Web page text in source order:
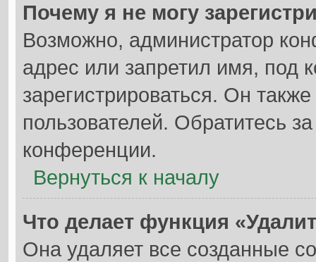
Почему я не могу
Возможно, администратор
адрес или запретил имя, под
зарегистрироваться. Он
пользователей. Обратитесь
конференции.
Вернуться к началу
Что делает функция
Она удаляет все созданные